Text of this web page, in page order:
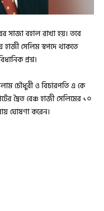
সাজা বহাল রাখা হয়। তবে
সেলিম স্বপদে থাকতে
প্রশ্ন।
চৌধুরী ও বিচারপতি এ কে
দ্বৈত বেঞ্চ হাজী সেলিমের ১০
ঘোষণা করেন।